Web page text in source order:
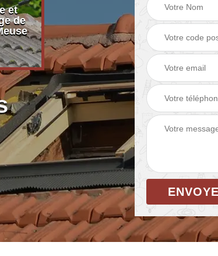
et
de
Nettoyage et pose
de gouttière 55
Meuse